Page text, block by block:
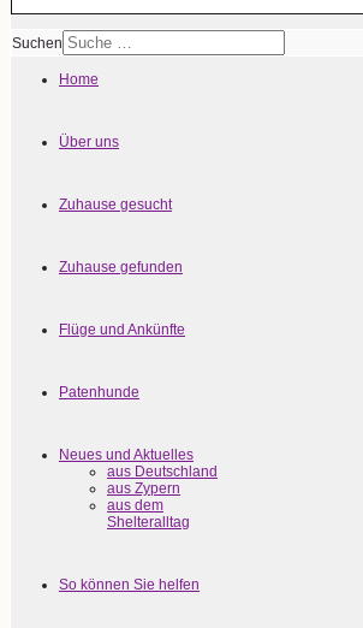
Suchen
Home
Über uns
Zuhause gesucht
Zuhause gefunden
Flüge und Ankünfte
Patenhunde
Neues und Aktuelles
aus Deutschland
aus Zypern
aus dem
Shelteralltag
So können Sie helfen